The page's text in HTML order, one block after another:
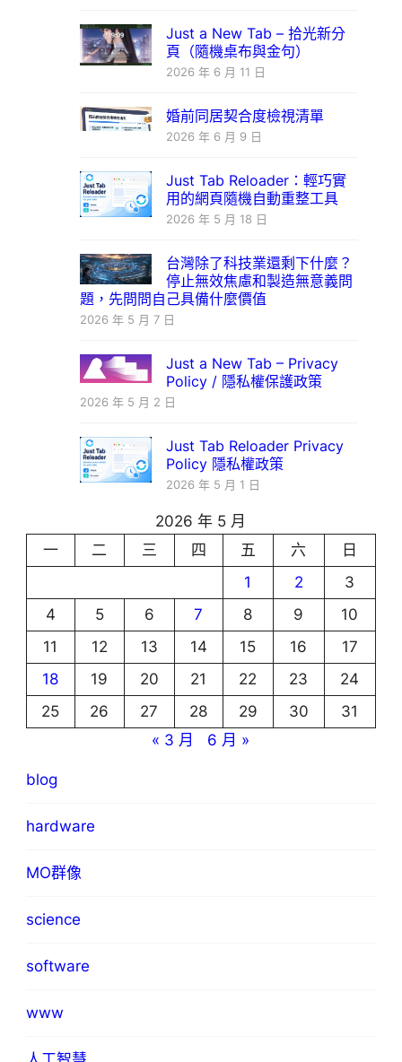
Just a New Tab – 拾光新分
頁（隨機桌布與金句）
2026 年 6 月 11 日
婚前同居契合度檢視清單
2026 年 6 月 9 日
Just Tab Reloader：輕巧實
用的網頁隨機自動重整工具
2026 年 5 月 18 日
台灣除了科技業還剩下什麼？
停止無效焦慮和製造無意義問
題，先問問自己具備什麼價值
2026 年 5 月 7 日
Just a New Tab – Privacy
Policy / 隱私權保護政策
2026 年 5 月 2 日
Just Tab Reloader Privacy
Policy 隱私權政策
2026 年 5 月 1 日
2026 年 5 月
一
二 三 四 五 六
日
1
2
3
4
5 6 7 8 9
10
11
12 13 14 15 16
17
18
19 20 21 22 23
24
25
26 27 28 29 30
31
« 3 月
6 月 »
blog
hardware
MO群像
science
software
www